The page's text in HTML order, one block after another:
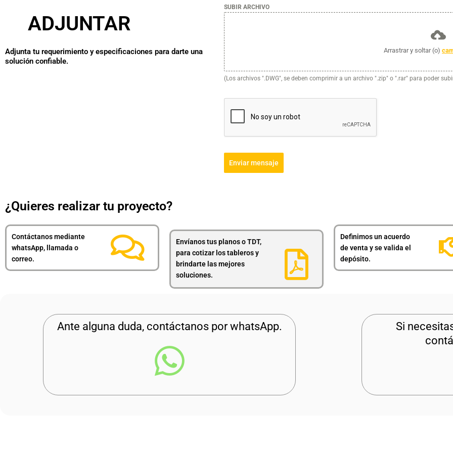
ADJUNTAR
Adjunta tu requerimiento y especificaciones para darte una
solución confiable.
SUBIR ARCHIVO
Arrastrar y soltar (o)
(Los archivos ".DWG", se deben comprimir a un archivo ".zip" o ".rar" para poder
Enviar mensaje
¿Quieres realizar tu proyecto?
Contáctanos mediante
whatsApp, llamada o
correo.
Envíanos tus planos o TDT,
para cotizar los tableros y
brindarte las mejores
soluciones.
Definimos un acuerdo
de venta y se valida el
depósito.
Ante alguna duda, contáctanos por whatsApp.
Si